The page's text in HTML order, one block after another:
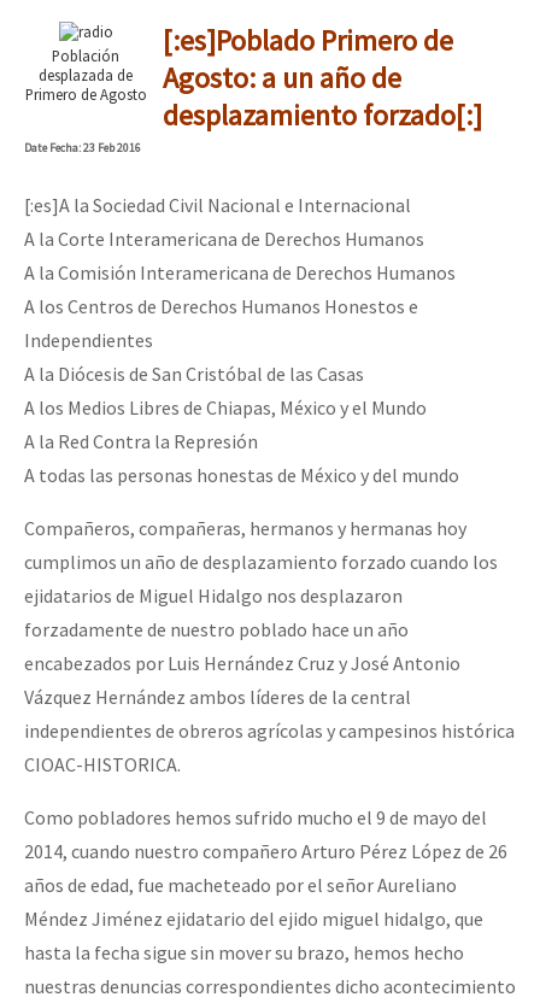
Población
desplazada de
Primero de Agosto
[:es]Poblado Primero de
Agosto: a un año de
desplazamiento forzado[:]
DateFecha: 23 Feb 2016
[:es]A la Sociedad Civil Nacional e Internacional
A la Corte Interamericana de Derechos Humanos
A la Comisión Interamericana de Derechos Humanos
A los Centros de Derechos Humanos Honestos e
Independientes
A la Diócesis de San Cristóbal de las Casas
A los Medios Libres de Chiapas, México y el Mundo
A la Red Contra la Represión
A todas las personas honestas de México y del mundo
Compañeros, compañeras, hermanos y hermanas hoy
cumplimos un año de desplazamiento forzado cuando los
ejidatarios de Miguel Hidalgo nos desplazaron
forzadamente de nuestro poblado hace un año
encabezados por Luis Hernández Cruz y José Antonio
Vázquez Hernández ambos líderes de la central
independientes de obreros agrícolas y campesinos histórica
CIOAC-HISTORICA.
Como pobladores hemos sufrido mucho el 9 de mayo del
2014, cuando nuestro compañero Arturo Pérez López de 26
años de edad, fue macheteado por el señor Aureliano
Méndez Jiménez ejidatario del ejido miguel hidalgo, que
hasta la fecha sigue sin mover su brazo, hemos hecho
nuestras denuncias correspondientes dicho acontecimiento